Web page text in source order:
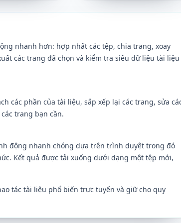
nhanh hơn: hợp nhất các tệp, chia trang, xoay
các trang đã chọn và kiểm tra siêu dữ liệu tài liệu
các phần của tài liệu, sắp xếp lại các trang, sửa
trang bạn cần.
động nhanh chóng dựa trên trình duyệt trong đó
Kết quả được tải xuống dưới dạng một tệp mới,
tác tài liệu phổ biến trực tuyến và giữ cho quy